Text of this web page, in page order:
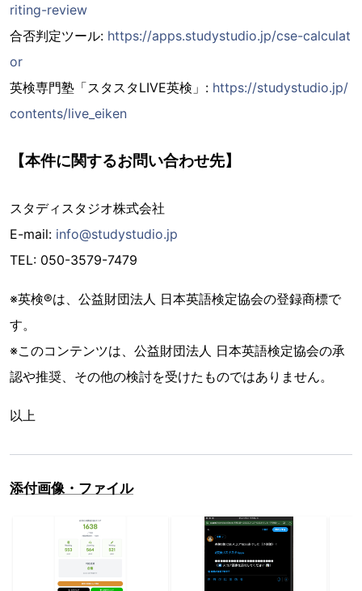
riting-review
合否判定ツール: https://apps.studystudio.jp/cse-calculat
or
英検専門塾「スタスタLIVE英検」: https://studystudio.jp/
contents/live_eiken
【本件に関するお問い合わせ先】
スタディスタジオ株式会社
E-mail: info@studystudio.jp
TEL: 050-3579-7479
※英検®は、公益財団法人 日本英語検定協会の登録商標で
す。
※このコンテンツは、公益財団法人 日本英語検定協会の承
認や推奨、その他の検討を受けたものではありません。
以上
添付画像・ファイル